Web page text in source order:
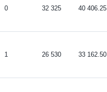
0 32 325 40 406.25
1 26 530 33 162.50